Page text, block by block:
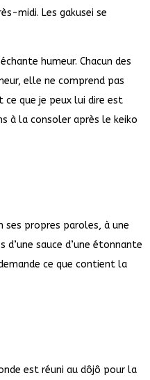
midi. Les gakusei se
humeur. Chacun des
elle ne comprend pas
que je peux lui dire est
à la consoler après le keiko
ses propres paroles, à une
sauce d’une étonnante
ce que contient la
est réuni au dôjô pour la